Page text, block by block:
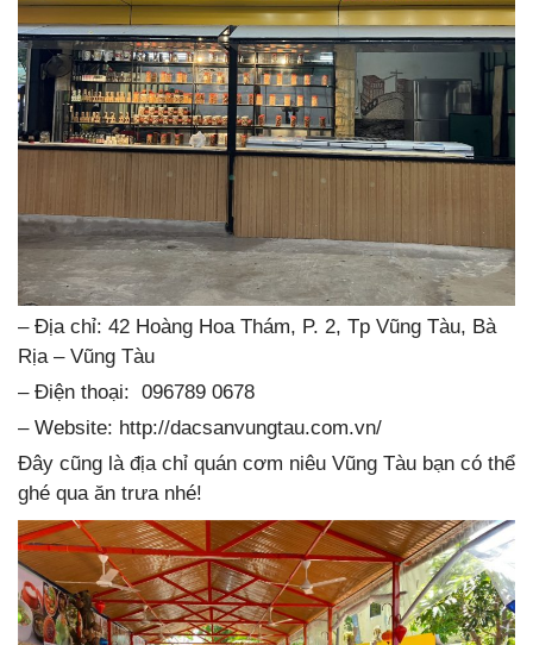
– Địa chỉ: 42 Hoàng Hoa Thám, P. 2, Tp Vũng Tàu, Bà
Rịa – Vũng Tàu
– Điện thoại: 096789 0678
– Website: http://dacsanvungtau.com.vn/
Đây cũng là địa chỉ quán cơm niêu Vũng Tàu bạn có thể
ghé qua ăn trưa nhé!